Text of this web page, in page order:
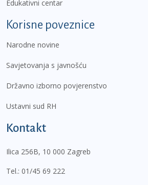
Edukativni centar
Korisne poveznice
Narodne novine
Savjetovanja s javnošću
Državno izborno povjerenstvo
Ustavni sud RH
Kontakt
Ilica 256B, 10 000 Zagreb
Tel.: 01/45 69 222